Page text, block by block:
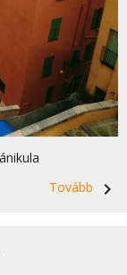
Tovább
navigate_next